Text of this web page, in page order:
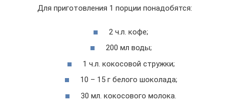
Для приготовления 1 порции понадобятся:
2 ч.л. кофе;
200 мл воды;
1 ч.л. кокосовой стружки;
10 – 15 г белого шоколада;
30 мл. кокосового молока.